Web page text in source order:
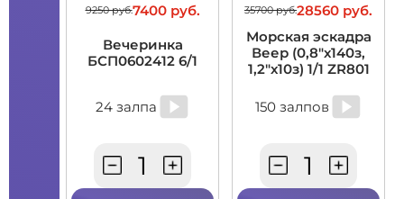
9250 руб.7400 руб.
Вечеринка
БСП0602412 6/1
24 залпа
35700 руб.28560 руб.
Морская эскадра
Веер (0,8"х140з,
1,2"х10з) 1/1 ZR801
150 залпов